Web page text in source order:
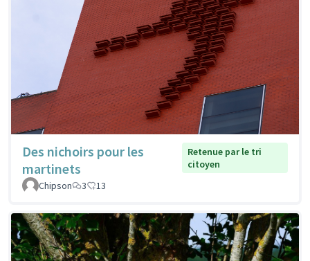
Des nichoirs pour les
martinets
Retenue par le tri
citoyen
Chipson
3 13